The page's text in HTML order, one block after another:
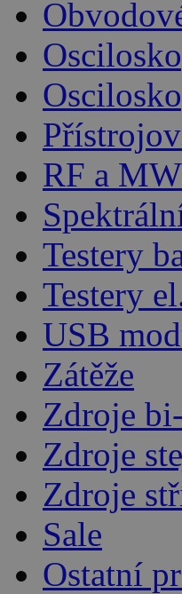
RF a
Testery
Testery
USB
Zátěže
Zdroje
Zdroje
Zdroje
Sale
Ostatní